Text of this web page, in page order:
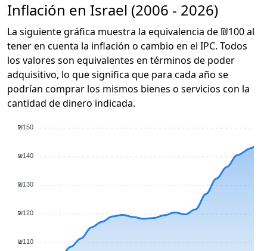
Inflación en Israel (2006 - 2026)
La siguiente gráfica muestra la equivalencia de ₪100 al
tener en cuenta la inflación o cambio en el IPC. Todos
los valores son equivalentes en términos de poder
adquisitivo, lo que significa que para cada año se
podrían comprar los mismos bienes o servicios con la
cantidad de dinero indicada.
₪150
₪140
₪130
₪120
₪110